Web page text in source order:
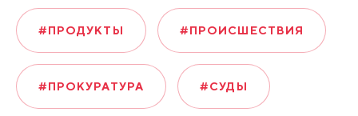
#ПРОДУКТЫ #ПРОИСШЕСТВИЯ
#ПРОКУРАТУРА #СУДЫ